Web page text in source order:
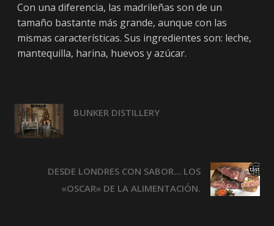
Con una diferencia, las madrileñas son de un
tamaño bastante más grande, aunque con las
mismas características. Sus ingredientes son: leche,
mantequilla, harina, huevos y azúcar.
BUNKER DISTILLERY
DESDE LONDRES CON SABOR… LOS
«OSCAR» DE LA ALIMENTACIÓN.